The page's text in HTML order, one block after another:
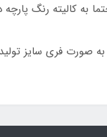
به کالیته رنگ پارچه
به صورت فری سایز